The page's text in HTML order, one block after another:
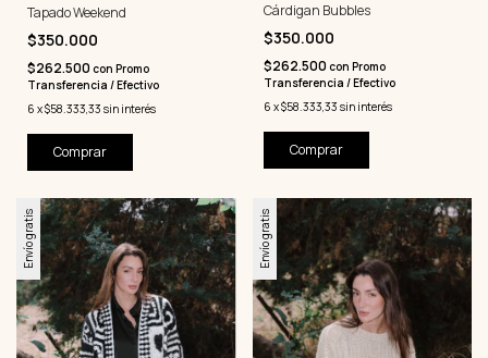
Tapado Weekend
$350.000
$262.500 con Promo
Transferencia / Efectivo
6 x$58.333,33 sin interés
Comprar
Cárdigan Bubbles
$350.000
$262.500 con Promo
Transferencia / Efectivo
6 x$58.333,33 sin interés
Comprar
Envío gratis Envío gratis